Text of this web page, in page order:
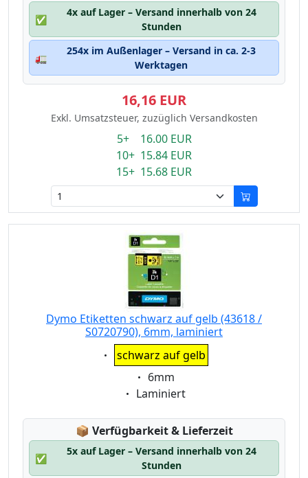
✅
4x auf Lager – Versand innerhalb von 24
Stunden
🚛
254x im Außenlager – Versand in ca. 2-3
Werktagen
16,16 EUR
Exkl. Umsatzsteuer, zuzüglich Versandkosten
5+ 16.00 EUR
10+ 15.84 EUR
15+ 15.68 EUR
Dymo Etiketten schwarz auf gelb (43618 /
S0720790), 6mm, laminiert
Eigenschaft:
schwarz auf gelb
Eigenschaft:
6mm
Eigenschaft:
Laminiert
📦 Lagerstatus:
Verfügbarkeit & Lieferzeit
✅
5x auf Lager – Versand innerhalb von 24
Stunden